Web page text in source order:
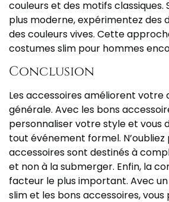
couleurs et des motifs classiques.
plus moderne, expérimentez des
des couleurs vives. Cette
costumes slim pour hommes
Conclusion
Les accessoires améliorent votre
générale. Avec les bons
personnaliser votre style et vous
tout événement formel. N’oubliez
accessoires sont destinés à
et non à la submerger. Enfin, la
facteur le plus important. Avec
slim et les bons accessoires,